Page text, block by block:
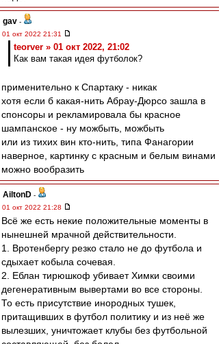
gav -
01 окт 2022 21:31
teorver » 01 окт 2022, 21:02
Как вам такая идея футболок?
применительно к Спартаку - никак
хотя если б какая-нить Абрау-Дюрсо зашла в
спонсоры и рекламировала бы красное
шампанское - ну можбыть, можбыть
или из тихих вин кто-нить, типа Фанагории
наверное, картинку с красным и белым винами
можно вообразить
AiltonD -
01 окт 2022 21:28
Всё же есть некие положительные моменты в
нынешней мрачной действительности.
1. Вротенбергу резко стало не до футбола и
сдыхает кобыла сочевая.
2. Еблан тирюшкоф убивает Химки своими
дегенеративным вывертами во все стороны.
То есть присутствие инородных тушек,
притащивших в футбол политику и из неё же
вылезших, уничтожает клубы без футбольной